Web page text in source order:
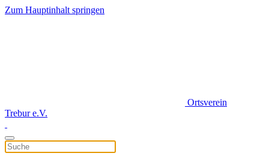
Zum Hauptinhalt springen
Ortsverein
Trebur e.V.